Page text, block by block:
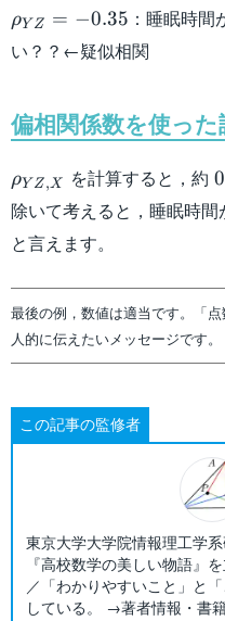
\rho_{YZ}=-0.35
ρY Z = −0.35 ：睡眠時
い？？←疑似相関
偏相関係数を使った
\rho_{YZ,X}
ρY Z,X を計算すると，約
除いて考えると，睡眠時
と言えます。
最後の例，数値は適当です。「
人的に伝えたいメッセージです。
この記事の監修者
東京大学大学院情報理工学
『高校数学の美しい物語』
／「わかりやすいこと」と
している。 →著者情報・書